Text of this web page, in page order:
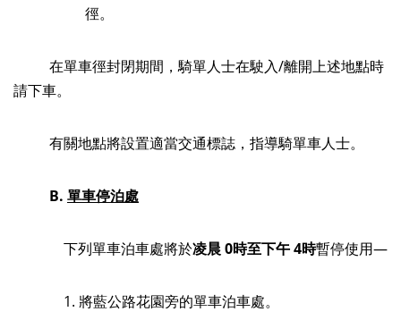
徑。
在單車徑封閉期間，騎單人士在駛入/離開上述地點時
請下車。
有關地點將設置適當交通標誌，指導騎單車人士。
B. 單車停泊處
下列單車泊車處將於凌晨0時至下午4時暫停使用—
1. 將藍公路花園旁的單車泊車處。